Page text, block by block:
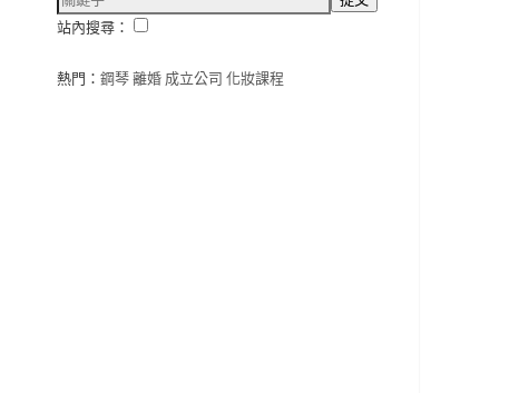
站內搜尋：
熱門： 鋼琴離婚 成立公司 化妝課程